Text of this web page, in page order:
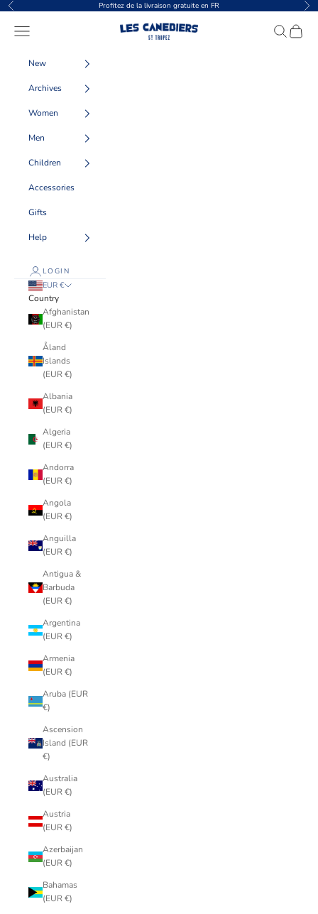
Skip to content
Previous Profitez de la livraison gratuite en FR
Les Canebiers
Navigation menu SearchCart
New
Archives
Women
Men
Children
Accessories
Gifts
Help
LOGIN
EUR €
Country
Afghanistan
(EUR €)
Åland
Islands
(EUR €)
Albania
(EUR €)
Algeria
(EUR €)
Andorra
(EUR €)
Angola
(EUR €)
Anguilla
(EUR €)
Antigua &
Barbuda
(EUR €)
Argentina
(EUR €)
Armenia
(EUR €)
Aruba (EUR
€)
Ascension
Island (EUR
€)
Australia
(EUR €)
Austria
(EUR €)
Azerbaijan
(EUR €)
Bahamas
(EUR €)